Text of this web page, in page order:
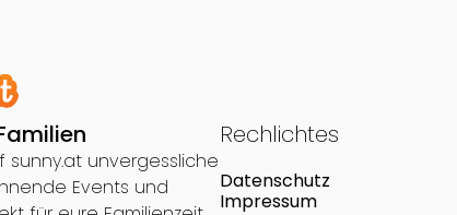
sunny.at unvergessliche
Events und
Rechlichtes
Datenschutz
Impressum